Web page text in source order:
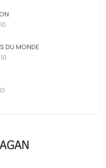
10
DU MONDE
10